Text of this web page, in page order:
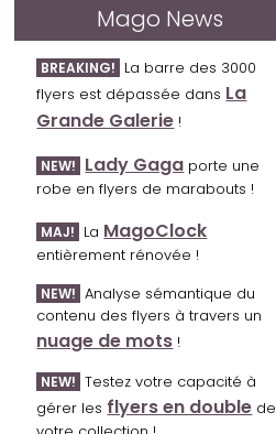
Mago News
BREAKING! La barre des 3000
flyers est dépassée dans La
Grande Galerie !
NEW! Lady Gaga porte une
robe en flyers de marabouts !
MAJ! La MagoClock
entièrement rénovée !
NEW! Analyse sémantique du
contenu des flyers à travers un
nuage de mots !
NEW! Testez votre capacité à
gérer les flyers en double de